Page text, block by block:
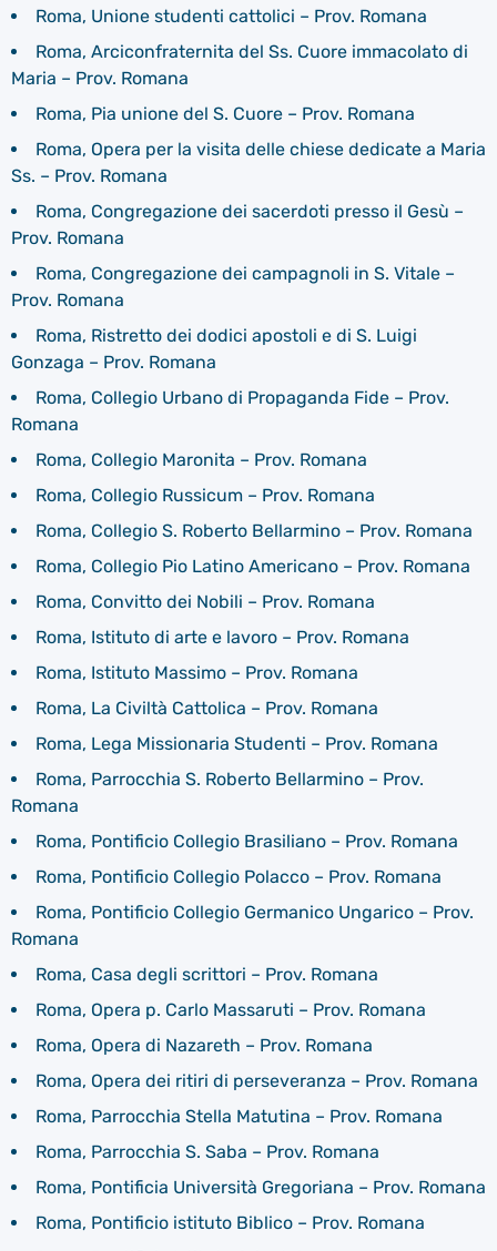
Roma, Unione studenti cattolici – Prov. Romana
Roma, Arciconfraternita del Ss. Cuore immacolato di
Maria – Prov. Romana
Roma, Pia unione del S. Cuore – Prov. Romana
Roma, Opera per la visita delle chiese dedicate a Maria
Ss. – Prov. Romana
Roma, Congregazione dei sacerdoti presso il Gesù –
Prov. Romana
Roma, Congregazione dei campagnoli in S. Vitale –
Prov. Romana
Roma, Ristretto dei dodici apostoli e di S. Luigi
Gonzaga – Prov. Romana
Roma, Collegio Urbano di Propaganda Fide – Prov.
Romana
Roma, Collegio Maronita – Prov. Romana
Roma, Collegio Russicum – Prov. Romana
Roma, Collegio S. Roberto Bellarmino – Prov. Romana
Roma, Collegio Pio Latino Americano – Prov. Romana
Roma, Convitto dei Nobili – Prov. Romana
Roma, Istituto di arte e lavoro – Prov. Romana
Roma, Istituto Massimo – Prov. Romana
Roma, La Civiltà Cattolica – Prov. Romana
Roma, Lega Missionaria Studenti – Prov. Romana
Roma, Parrocchia S. Roberto Bellarmino – Prov.
Romana
Roma, Pontificio Collegio Brasiliano – Prov. Romana
Roma, Pontificio Collegio Polacco – Prov. Romana
Roma, Pontificio Collegio Germanico Ungarico – Prov.
Romana
Roma, Casa degli scrittori – Prov. Romana
Roma, Opera p. Carlo Massaruti – Prov. Romana
Roma, Opera di Nazareth – Prov. Romana
Roma, Opera dei ritiri di perseveranza – Prov. Romana
Roma, Parrocchia Stella Matutina – Prov. Romana
Roma, Parrocchia S. Saba – Prov. Romana
Roma, Pontificia Università Gregoriana – Prov. Romana
Roma, Pontificio istituto Biblico – Prov. Romana